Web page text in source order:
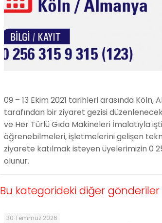
09 – 13 Ekim 2021 tarihleri arasında Köln,
tarafından bir ziyaret gezisi
ve Her Türlü Gıda Makineleri İmalatıyla
öğrenebilmeleri, işletmelerini gelişen
ziyarete katılmak isteyen üyelerimizin 0
olunur.
Bu kategorideki diğer gönderiler
30 Temmuz 2026